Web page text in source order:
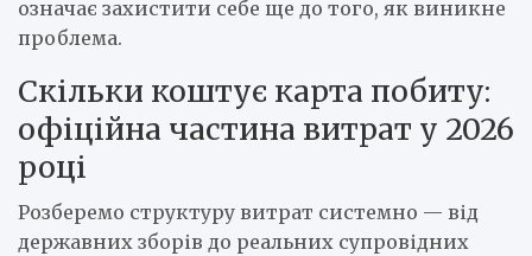
означає захистити себе ще до того, як виникне
проблема.
Скільки коштує карта побиту:
офіційна частина витрат у 2026
році
Розберемо структуру витрат системно — від
державних зборів до реальних супровідних